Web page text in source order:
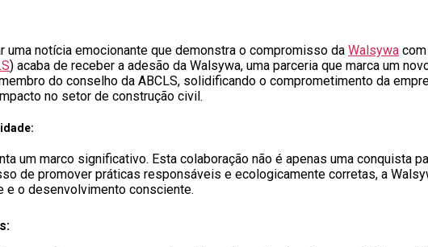
uma notícia emocionante que demonstra o compromisso da Walsywa
) acaba de receber a adesão da Walsywa, uma parceria que marca um
do conselho da ABCLS, solidificando o comprometimento da
no setor de construção civil.
um marco significativo. Esta colaboração não é apenas uma conquista
de promover práticas responsáveis e ecologicamente corretas, a
e o desenvolvimento consciente.